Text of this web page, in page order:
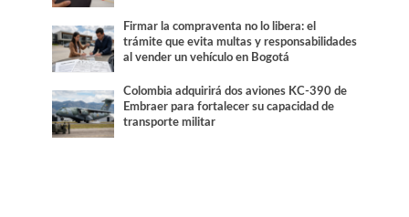
Firmar la compraventa no lo libera: el
trámite que evita multas y responsabilidades
al vender un vehículo en Bogotá
Colombia adquirirá dos aviones KC-390 de
Embraer para fortalecer su capacidad de
transporte militar